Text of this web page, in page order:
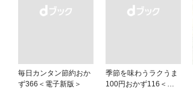
毎日カンタン節約おか
ず366＜電子新版＞
季節を味わうラクうま
100円おかず116＜電